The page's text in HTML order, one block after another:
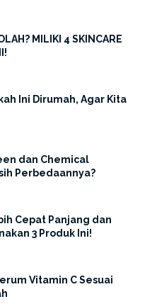
yang
memiliki beberapa
MILIKI 4 SKINCARE
Ini Dirumah, Agar Kita
dan Chemical
Perbedaannya?
Cepat Panjang dan
3 Produk Ini!
Vitamin C Sesuai